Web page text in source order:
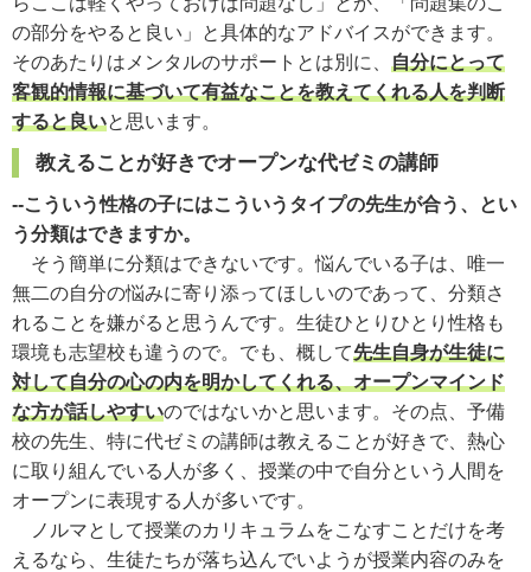
の部分をやると良い」と具体的なアドバイスができます。
そのあたりはメンタルのサポートとは別に、 自分にとって
客観的情報に基づいて有益なことを教えてくれる人を判断
すると良いと思います。
教えることが好きでオープンな代ゼミの講師
--こういう性格の子にはこういうタイプの先生が合う、とい
う分類はできますか。
そう簡単に分類はできないです。悩んでいる子は、唯一
無二の自分の悩みに寄り添ってほしいのであって、分類さ
れることを嫌がると思うんです。生徒ひとりひとり性格も
環境も志望校も違うので。でも、概して先生自身が生徒に
対して自分の心の内を明かしてくれる、オープンマインド
な方が話しやすいのではないかと思います。その点、予備
校の先生、特に代ゼミの講師は教えることが好きで、熱心
に取り組んでいる人が多く、授業の中で自分という人間を
オープンに表現する人が多いです。
ノルマとして授業のカリキュラムをこなすことだけを考
えるなら、生徒たちが落ち込んでいようが授業内容のみを